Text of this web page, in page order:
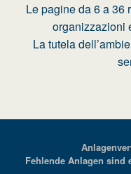
Le pagine da 6 a 36
organizzazioni
La tutela
Fehlende Anlagen sind